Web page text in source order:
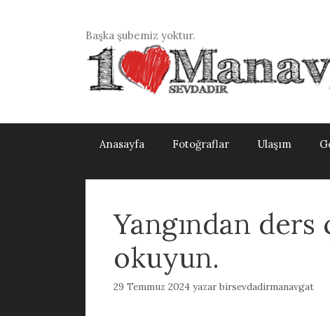
Başka şubemiz yoktur.
Anasayfa Fotoğraflar Ulaşım
Yangından ders
okuyun.
29 Temmuz 2024 yazarbirsevdadirmanavgat